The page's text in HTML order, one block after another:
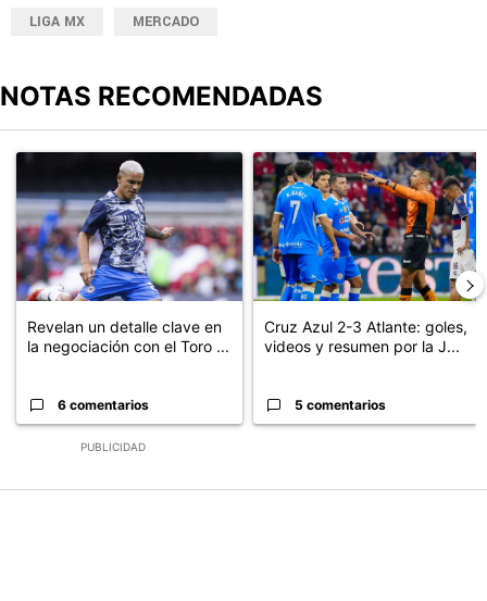
LIGA MX MERCADO
NOTAS RECOMENDADAS
PUBLICIDAD
Un artículo de tendencia con el título "Revelan un detalle clave
Revelan un detalle clave en
la negociación con el Toro ...
6 comentarios
Un artículo de tendencia con el
Cruz Azul 2-3 Atlante: goles,
videos y resumen por la J...
5 comentarios